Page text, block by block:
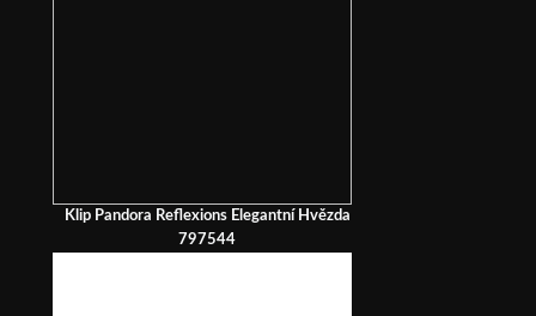
Klip Pandora Reflexions Elegantní Hvězda
797544